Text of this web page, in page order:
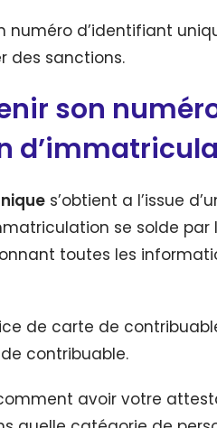
numéro d’identifiant
des sanctions.
son
s’obtient a l’issue
se solde par
toutes les
de carte de
contribuable.
avoir votre